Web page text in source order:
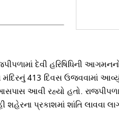
દેવી હરિષિધિની
413 દિવસ ઉજવવામાં
આસપાસ આવી રહ્યો હતો.
પ્રકાશમાં શાંતિ લાવવા